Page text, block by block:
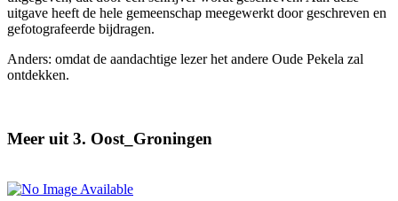
uitgave heeft de hele gemeenschap meegewerkt door geschreven en
gefotografeerde bijdragen.
Anders: omdat de aandachtige lezer het andere Oude Pekela zal
ontdekken.
Meer uit 3. Oost_Groningen